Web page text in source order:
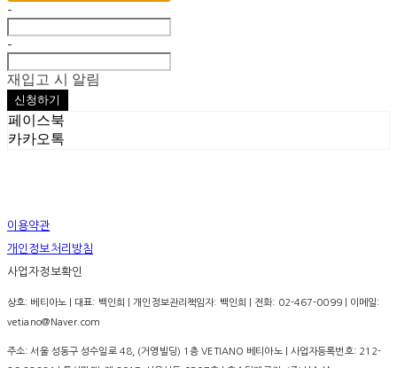
-
-
재입고 시 알림
신청하기
페이스북
카카오톡
이용약관
개인정보처리방침
사업자정보확인
상호: 베티아노 | 대표: 백인희 | 개인정보관리책임자: 백인희 | 전화: 02-467-0099 | 이메일:
vetiano@Naver.com
주소: 서울 성동구 성수일로 48, (거영빌딩) 1층 VETIANO 베티아노 | 사업자등록번호: 212-